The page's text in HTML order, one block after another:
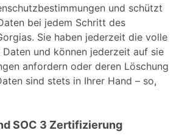
und schützt
bei jedem Schritt des
Sie haben jederzeit die volle
und können jederzeit auf sie
anfordern oder deren Löschung
sind stets in Ihrer Hand – so,
SOC 3 Zertifizierung